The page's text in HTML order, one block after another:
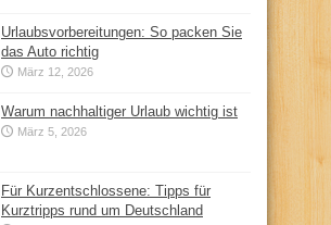
Urlaubsvorbereitungen: So packen Sie
das Auto richtig
März 12, 2026
Warum nachhaltiger Urlaub wichtig ist
März 5, 2026
Für Kurzentschlossene: Tipps für
Kurztripps rund um Deutschland